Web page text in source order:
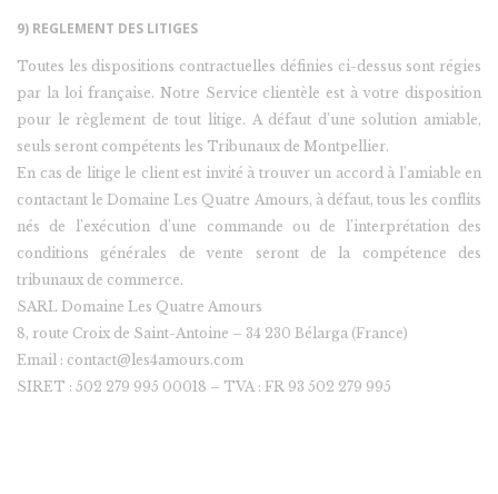
9) REGLEMENT DES LITIGES
Toutes les dispositions contractuelles définies ci-dessus sont régies
par la loi française. Notre Service clientèle est à votre disposition
pour le règlement de tout litige. A défaut d’une solution amiable,
seuls seront compétents les Tribunaux de Montpellier.
En cas de litige le client est invité à trouver un accord à l’amiable en
contactant le Domaine Les Quatre Amours, à défaut, tous les conflits
nés de l’exécution d’une commande ou de l’interprétation des
conditions générales de vente seront de la compétence des
tribunaux de commerce.
SARL Domaine Les Quatre Amours
8, route Croix de Saint-Antoine – 34 230 Bélarga (France)
Email : contact@les4amours.com
SIRET : 502 279 995 00018 – TVA : FR 93 502 279 995